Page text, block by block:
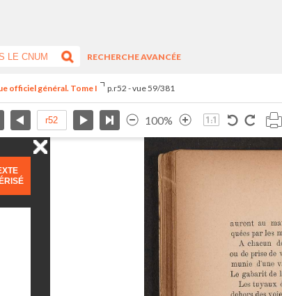
RECHERCHE AVANCÉE
officiel général. Tome I p.r52 - vue 59/381
100%